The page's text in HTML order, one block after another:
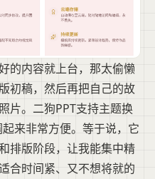
的内容就上台，那太偷懒
初稿，然后再把自己的故
片。二狗PPT支持主题换
来非常方便。等于说，它
排版阶段，让我能集中精
合时间紧、又不想将就的